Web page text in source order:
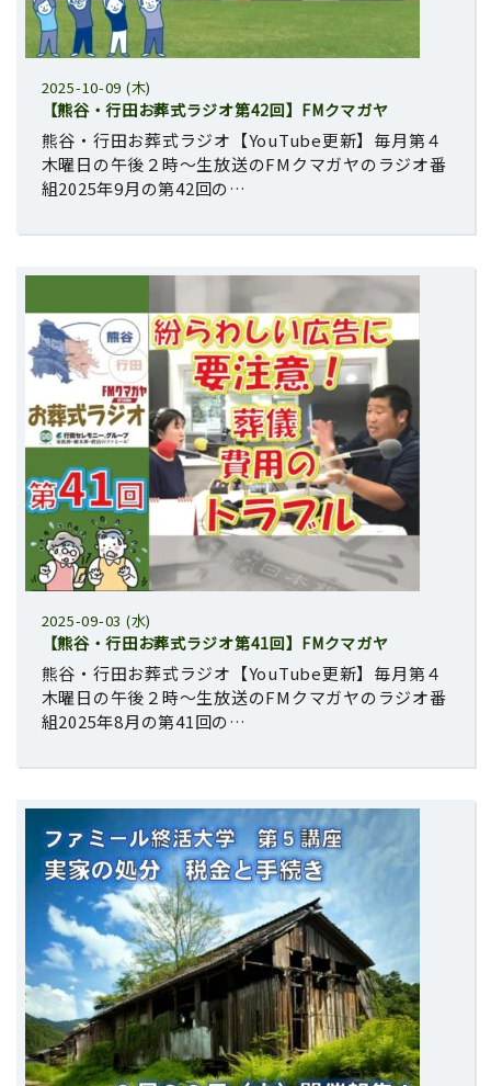
2025-10-09 (木)
【熊谷・行田お葬式ラジオ第42回】FMクマガヤ
熊谷・行田お葬式ラジオ【YouTube更新】毎月第４
木曜日の午後２時～生放送のFMクマガヤのラジオ番
組2025年9月の第42回の…
2025-09-03 (水)
【熊谷・行田お葬式ラジオ第41回】FMクマガヤ
熊谷・行田お葬式ラジオ【YouTube更新】毎月第４
木曜日の午後２時～生放送のFMクマガヤのラジオ番
組2025年8月の第41回の…